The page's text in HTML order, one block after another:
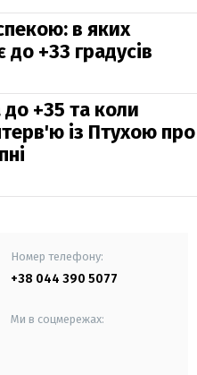
в яких
до +33 градусів
+35 та коли
із Птухою про
Номер телефону:
+38 044 390 5077
Ми в соцмережах: